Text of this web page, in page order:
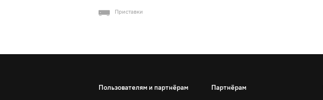
Приставки
Пользователям и партнёрам
Партнёрам